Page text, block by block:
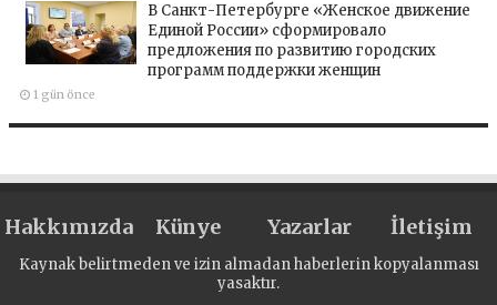
В Санкт-Петербурге «Женское движение
Единой России» сформировало
предложения по развитию городских
программ поддержки женщин
1 gün önce
Hakkımızda Künye Yazarlar İletişim
Kaynak belirtmeden ve izin almadan haberlerin kopyalanması
yasaktır.